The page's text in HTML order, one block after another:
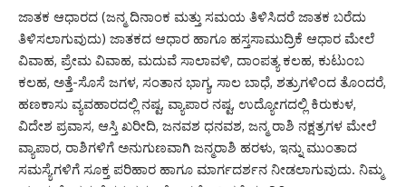
ಜಾತಕ ಆಧಾರದ (ಜನ್ಮ ದಿನಾಂಕ ಮತ್ತು ಸಮಯ ತಿಳಿಸಿದರೆ ಜಾತಕ ಬರೆದು
ತಿಳಿಸಲಾಗುವುದು) ಜಾತಕದ ಆಧಾರ ಹಾಗೂ ಹಸ್ತಸಾಮುದ್ರಿಕೆ ಆಧಾರ ಮೇಲೆ
ವಿವಾಹ, ಪ್ರೇಮ ವಿವಾಹ, ಮದುವೆ ಸಾಲಾವಳಿ, ದಾಂಪತ್ಯ ಕಲಹ, ಕುಟುಂಬ
ಕಲಹ, ಅತ್ತೆ-ಸೊಸೆ ಜಗಳ, ಸಂತಾನ ಭಾಗ್ಯ, ಸಾಲ ಬಾಧೆ, ಶತ್ರುಗಳಿಂದ ತೊಂದರೆ,
ಹಣಕಾಸು ವ್ಯವಹಾರದಲ್ಲಿ ನಷ್ಟ, ವ್ಯಾಪಾರ ನಷ್ಟ, ಉದ್ಯೋಗದಲ್ಲಿ ಕಿರುಕುಳ,
ವಿದೇಶ ಪ್ರವಾಸ, ಆಸ್ತಿ ಖರೀದಿ, ಜನವಶ ಧನವಶ, ಜನ್ಮ ರಾಶಿ ನಕ್ಷತ್ರಗಳ ಮೇಲೆ
ವ್ಯಾಪಾರ, ರಾಶಿಗಳಿಗೆ ಅನುಗುಣವಾಗಿ ಜನ್ಮರಾಶಿ ಹರಳು, ಇನ್ನು ಮುಂತಾದ
ಸಮಸ್ಯೆಗಳಿಗೆ ಸೂಕ್ತ ಪರಿಹಾರ ಹಾಗೂ ಮಾರ್ಗದರ್ಶನ ನೀಡಲಾಗುವುದು. ನಿಮ್ಮ